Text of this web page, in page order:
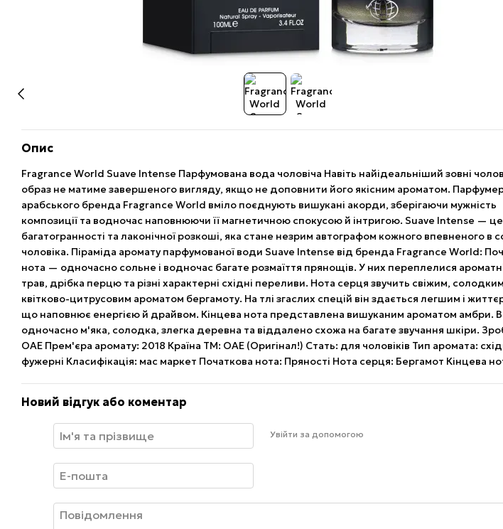
Опис
Fragrance World Suave Intense Парфумована вода чоловіча Навіть найідеальніший зовні
образ не матиме завершеного вигляду, якщо не доповнити його якісним ароматом.
арабського бренда Fragrance World вміло поєднують вишукані акорди, зберігаючи мужність
композиції та водночас наповнюючи її магнетичною спокусою й інтригою. Suave Intense — це
багатогранності та лаконічної розкоші, яка стане незрим автографом кожного впевненого в
чоловіка. Піраміда аромату парфумованої води Suave Intense від бренда Fragrance World:
нота — одночасно сольне і водночас багате розмаїття прянощів. У них переплелися
трав, дрібка перцю та різні характерні східні переливи. Нота серця звучить свіжим,
квітково-цитрусовим ароматом бергамоту. На тлі згаслих спецій він здається легшим і
що наповнює енергією й драйвом. Кінцева нота представлена вишуканим ароматом амбри.
одночасно м'яка, солодка, злегка деревна та віддалено схожа на багате звучання шкіри.
ОАЕ Прем'єра аромату: 2018 Країна ТМ: ОАЕ (Оригінал!) Стать: для чоловіків Тип аромата:
фужерні Класифікація: мас маркет Початкова нота: Пряності Нота серця: Бергамот Кінцева
Новий відгук або коментар
Увійти за допомогою